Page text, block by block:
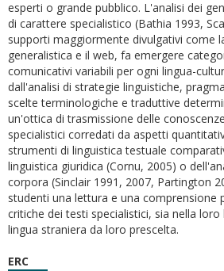
esperti o grande pubblico. L'analisi dei
di carattere specialistico (Bathia 1993,
supporti maggiormente divulgativi come
generalistica e il web, fa emergere
comunicativi variabili per ogni lingua-
dall'analisi di strategie linguistiche,
scelte terminologiche e traduttive
un'ottica di trasmissione delle
specialistici corredati da aspetti
strumenti di linguistica testuale
linguistica giuridica (Cornu, 2005) o
corpora (Sinclair 1991, 2007, Partington
studenti una lettura e una comprensione
critiche dei testi specialistici, sia nella loro
lingua straniera da loro prescelta.
ERC